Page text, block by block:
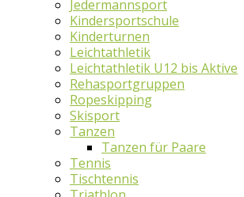
Jedermannsport
Kindersportschule
Kinderturnen
Leichtathletik
Leichtathletik U12 bis Aktive
Rehasportgruppen
Ropeskipping
Skisport
Tanzen
Tanzen für Paare
Tennis
Tischtennis